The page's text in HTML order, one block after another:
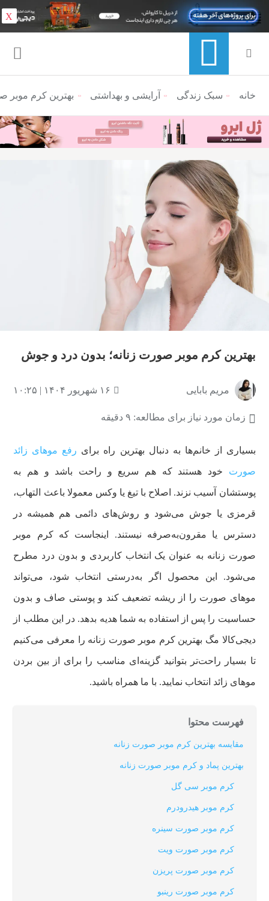
منوی ناوبری خرده نان
خانه سبک زندگی آرایشی و بهداشتی بهترین کرم موبر
بهترین کرم موبر صورت زنانه؛ بدون درد و جوش
مریم بابایی ۱۶ شهریور ۱۴۰۴ | ۱۰:۲۵
زمان مورد نیاز برای مطالعه: ۹ دقیقه
بسیاری از خانم‌ها به ‌دنبال بهترین راه برای رفع موهای زائد
صورت خود هستند که هم سریع و راحت باشد و هم به
پوستشان آسیب نزند. اصلاح با تیغ یا وکس معمولا باعث التهاب،
قرمزی یا جوش می‌شود و روش‌های دائمی هم همیشه در
دسترس یا مقرون‌به‌صرفه نیستند. اینجاست که کرم موبر
صورت زنانه به عنوان یک انتخاب کاربردی و بدون درد مطرح
می‌شود. این محصول اگر به‌درستی انتخاب شود، می‌تواند
موهای صورت را از ریشه تضعیف کند و پوستی صاف و بدون
حساسیت را پس از استفاده به شما هدیه بدهد. در این مطلب از
دیجی‌کالا مگ بهترین کرم موبر صورت زنانه را معرفی می‌کنیم
تا بسیار راحت‌تر بتوانید گزینه‌ای مناسب را برای از بین بردن
موهای زائد انتخاب نمایید. با ما همراه باشید.
فهرست محتوا
مقایسه بهترین کرم موبر صورت زنانه
بهترین پماد و کرم موبر صورت زنانه
کرم موبر سی گل
کرم موبر هیدرودرم
کرم موبر صورت سینره
کرم موبر صورت ویت
کرم موبر صورت پریزن
کرم موبر صورت رینبو
X